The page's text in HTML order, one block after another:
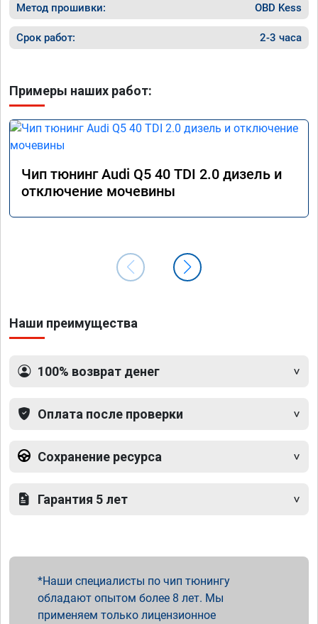
Метод прошивки: OBD Kess
Срок работ: 2-3 часа
Примеры наших работ:
Чип тюнинг Audi Q5 40 TDI 2.0 дизель и
отключение мочевины
Наши преимущества
100% возврат денег
Оплата после проверки
Сохранение ресурса
Гарантия 5 лет
Наши специалисты по чип тюнингу
обладают опытом более 8 лет. Мы
применяем только лицензионное